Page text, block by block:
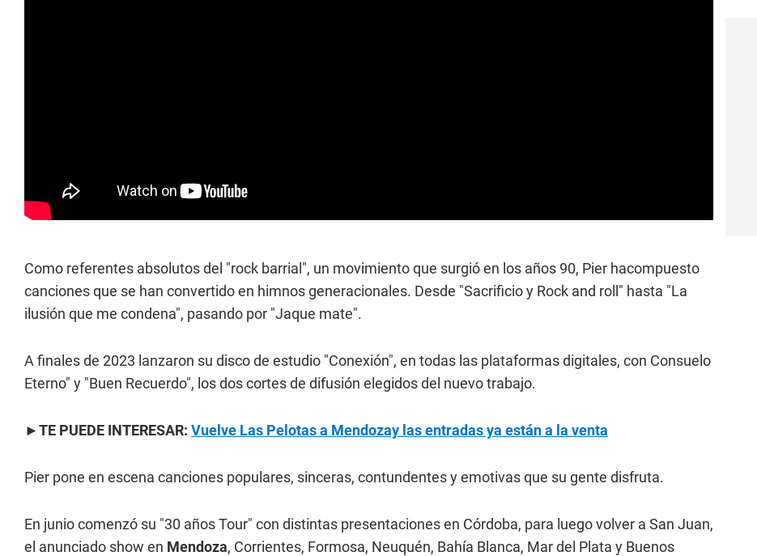
Como referentes absolutos del "rock barrial", un movimiento que surgió en los años 90, Pier hacompuesto
canciones que se han convertido en himnos generacionales. Desde "Sacrificio y Rock and roll" hasta "La
ilusión que me condena", pasando por "Jaque mate".
A finales de 2023 lanzaron su disco de estudio "Conexión", en todas las plataformas digitales, con Consuelo
Eterno" y "Buen Recuerdo", los dos cortes de difusión elegidos del nuevo trabajo.
►TE PUEDE INTERESAR: Vuelve Las Pelotas a Mendozay las entradas ya están a la venta
Pier pone en escena canciones populares, sinceras, contundentes y emotivas que su gente disfruta.
En junio comenzó su "30 años Tour" con distintas presentaciones en Córdoba, para luego volver a San Juan,
el anunciado show en Mendoza, Corrientes, Formosa, Neuquén, Bahía Blanca, Mar del Plata y Buenos